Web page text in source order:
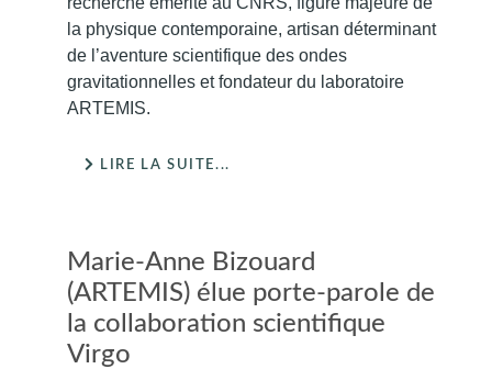
la physique contemporaine, artisan déterminant
de l’aventure scientifique des ondes
gravitationnelles et fondateur du laboratoire
ARTEMIS.
LIRE LA SUITE...
Marie-Anne Bizouard
(ARTEMIS) élue porte-parole de
la collaboration scientifique
Virgo